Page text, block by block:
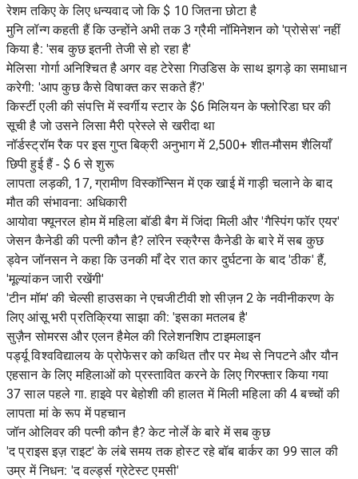
रेशम तकिए के लिए धन्यवाद जो कि $ 10 जितना छोटा है
मुनि लॉन्ग कहती हैं कि उन्होंने अभी तक 3 ग्रैमी नॉमिनेशन को 'प्रोसेस' नहीं
किया है: 'सब कुछ इतनी तेजी से हो रहा है'
मेलिसा गोर्गा अनिश्चित है अगर वह टेरेसा गिउडिस के साथ झगड़े का समाधान
करेगी: 'आप कुछ कैसे विषाक्त कर सकते हैं?'
किर्स्टी एली की संपत्ति में स्वर्गीय स्टार के $6 मिलियन के फ्लोरिडा घर की
सूची है जो उसने लिसा मैरी प्रेस्ले से खरीदा था
नॉर्डस्ट्रॉम रैक पर इस गुप्त बिक्री अनुभाग में 2,500+ शीत-मौसम शैलियाँ
छिपी हुई हैं - $ 6 से शुरू
लापता लड़की, 17, ग्रामीण विस्कॉन्सिन में एक खाई में गाड़ी चलाने के बाद
मौत की संभावना: अधिकारी
आयोवा फ्यूनरल होम में महिला बॉडी बैग में जिंदा मिली और 'गैस्पिंग फॉर एयर'
जेसन कैनेडी की पत्नी कौन है? लॉरेन स्क्रैग्स कैनेडी के बारे में सब कुछ
ड्वेन जॉनसन ने कहा कि उनकी माँ देर रात कार दुर्घटना के बाद 'ठीक' हैं,
'मूल्यांकन जारी रखेंगी'
'टीन मॉम' की चेल्सी हाउसका ने एचजीटीवी शो सीज़न 2 के नवीनीकरण के
लिए आंसू भरी प्रतिक्रिया साझा की: 'इसका मतलब है'
सुज़ैन सोमरस और एलन हैमेल की रिलेशनशिप टाइमलाइन
पर्ड्यू विश्वविद्यालय के प्रोफेसर को कथित तौर पर मेथ से निपटने और यौन
एहसान के लिए महिलाओं को प्रस्तावित करने के लिए गिरफ्तार किया गया
37 साल पहले गा. हाइवे पर बेहोशी की हालत में मिली महिला की 4 बच्चों की
लापता मां के रूप में पहचान
जॉन ओलिवर की पत्नी कौन है? केट नोर्ले के बारे में सब कुछ
'द प्राइस इज़ राइट' के लंबे समय तक होस्ट रहे बॉब बार्कर का 99 साल की
उम्र में निधन: 'द वर्ल्ड्स ग्रेटेस्ट एमसी'